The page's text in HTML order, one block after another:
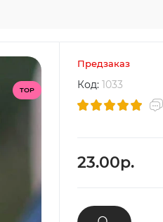
TOP
Предзаказ
Код: 1033
23.00р.